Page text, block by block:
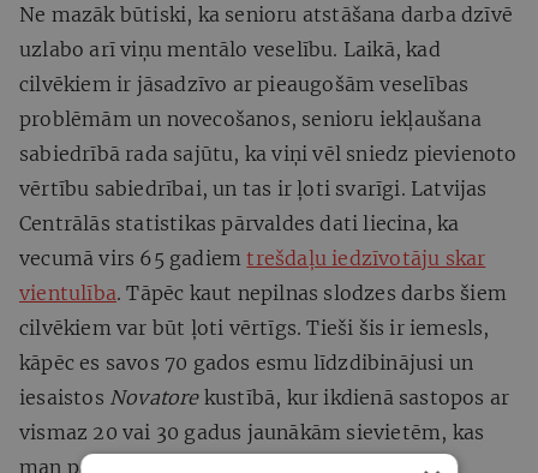
Ne mazāk būtiski, ka senioru atstāšana darba dzīvē
uzlabo arī viņu mentālo veselību. Laikā, kad
cilvēkiem ir jāsadzīvo ar pieaugošām veselības
problēmām un novecošanos, senioru iekļaušana
sabiedrībā rada sajūtu, ka viņi vēl sniedz pievienoto
vērtību sabiedrībai, un tas ir ļoti svarīgi. Latvijas
Centrālās statistikas pārvaldes dati liecina, ka
vecumā virs 65 gadiemtrešdaļu iedzīvotāju skar
vientulība. Tāpēc kaut nepilnas slodzes darbs šiem
cilvēkiem var būt ļoti vērtīgs. Tieši šis ir iemesls,
kāpēc es savos 70 gados esmu līdzdibinājusi un
iesaistos Novatorekustībā, kur ikdienā sastopos ar
vismaz 20 vai 30 gadus jaunākām sievietēm, kas
man pašai liek justies mundrākai un joprojām